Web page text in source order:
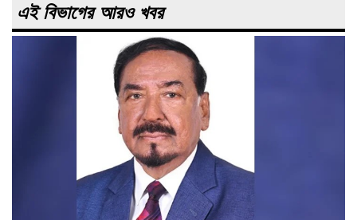
এই বিভাগের আরও খবর